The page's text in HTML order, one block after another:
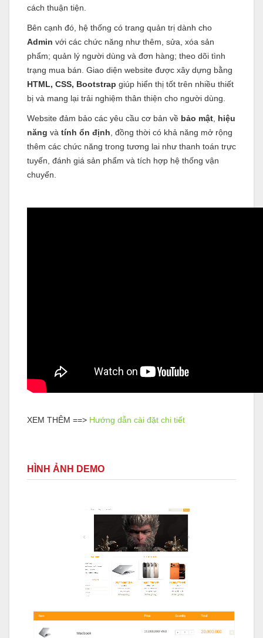
cách thuận tiện.
Bên cạnh đó, hệ thống có trang quản trị dành cho
Admin với các chức năng như thêm, sửa, xóa sản
phẩm; quản lý người dùng và đơn hàng; theo dõi tình
trạng mua bán. Giao diện website được xây dựng bằng
HTML, CSS, Bootstrap giúp hiển thị tốt trên nhiều thiết
bị và mang lại trải nghiệm thân thiện cho người dùng.
Website đảm bảo các yêu cầu cơ bản về bảo mật hiệu
năng và tính ổn định , đồng thời có khả năng mở rộng
thêm các chức năng trong tương lai như thanh toán trực
tuyến, đánh giá sản phẩm và tích hợp hệ thống vận
chuyển.
XEM THÊM ==> Hướng dẫn cài đặt chi tiết
HÌNH ẢNH DEMO